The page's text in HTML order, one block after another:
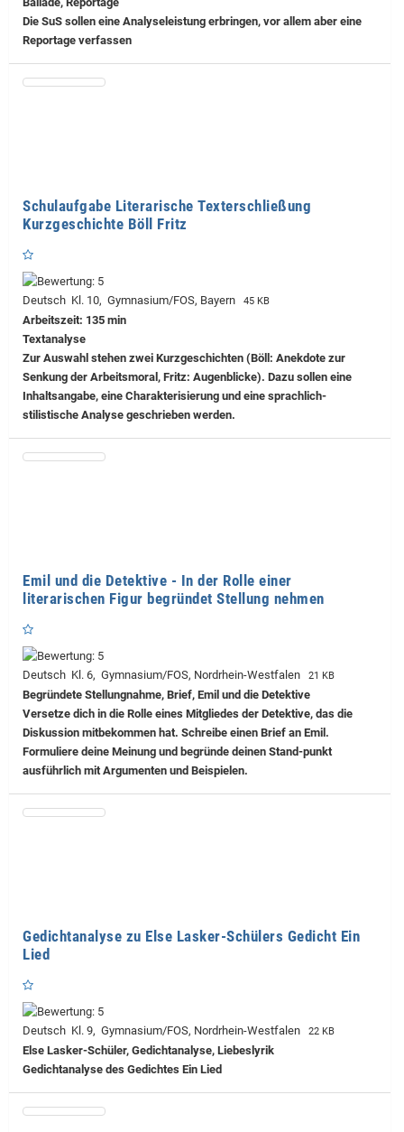
Die SuS sollen eine Analyseleistung erbringen, vor allem aber eine
Reportage verfassen
Schulaufgabe Literarische Texterschließung
Kurzgeschichte Böll Fritz
Deutsch Kl. 10, Gymnasium/FOS, Bayern 45 KB
Arbeitszeit: 135 min
Textanalyse
Zur Auswahl stehen zwei Kurzgeschichten (Böll: Anekdote zur
Senkung der Arbeitsmoral, Fritz: Augenblicke). Dazu sollen eine
Inhaltsangabe, eine Charakterisierung und eine sprachlich-
stilistische Analyse geschrieben werden.
Emil und die Detektive - In der Rolle einer
literarischen Figur begründet Stellung nehmen
Deutsch Kl. 6, Gymnasium/FOS, Nordrhein-Westfalen 21 KB
Begründete Stellungnahme, Brief, Emil und die Detektive
Versetze dich in die Rolle eines Mitgliedes der Detektive, das die
Diskussion mitbekommen hat. Schreibe einen Brief an Emil.
Formuliere deine Meinung und begründe deinen Stand-punkt
ausführlich mit Argumenten und Beispielen.
Gedichtanalyse zu Else Lasker-Schülers Gedicht Ein
Lied
Deutsch Kl. 9, Gymnasium/FOS, Nordrhein-Westfalen 22 KB
Else Lasker-Schüler, Gedichtanalyse, Liebeslyrik
Gedichtanalyse des Gedichtes Ein Lied